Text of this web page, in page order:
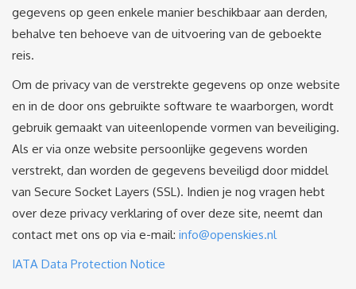
gegevens op geen enkele manier beschikbaar aan derden,
behalve ten behoeve van de uitvoering van de geboekte
reis.
Om de privacy van de verstrekte gegevens op onze website
en in de door ons gebruikte software te waarborgen, wordt
gebruik gemaakt van uiteenlopende vormen van beveiliging.
Als er via onze website persoonlijke gegevens worden
verstrekt, dan worden de gegevens beveiligd door middel
van Secure Socket Layers (SSL). Indien je nog vragen hebt
over deze privacy verklaring of over deze site, neemt dan
contact met ons op via e-mail: info@openskies.nl
IATA Data Protection Notice